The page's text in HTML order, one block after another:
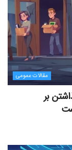
مقالات عمومی
بر